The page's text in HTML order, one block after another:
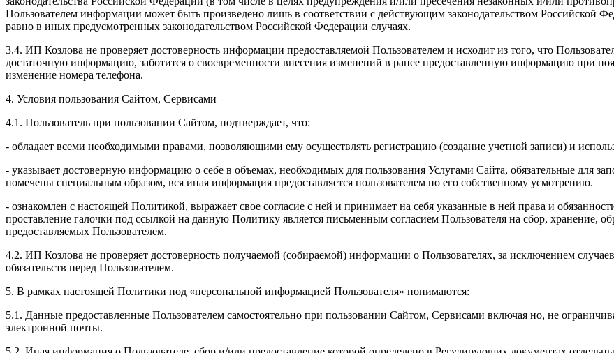
Пользователем информации может быть произведено лишь в соответствии с действующим законодательством Российской
равно в иных предусмотренных законодательством Российской Федерации случаях.
3.4. ИП Козлова не проверяет достоверность информации предоставляемой Пользователем и исходит из того, что
достаточную информацию, заботится о своевременности внесения изменений в ранее предоставленную информацию при
изменение номера телефона.
4. Условия пользования Сайтом, Сервисами
4.1. Пользователь при пользовании Сайтом, подтверждает, что:
- обладает всеми необходимыми правами, позволяющими ему осуществлять регистрацию (создание учетной записи) и
- указывает достоверную информацию о себе в объемах, необходимых для пользования Услугами Сайта, обязательные для
помечены специальным образом, вся иная информация предоставляется пользователем по его собственному усмотрению.
- ознакомлен с настоящей Политикой, выражает свое согласие с ней и принимает на себя указанные в ней права и
проставление галочки под ссылкой на данную Политику является письменным согласием Пользователя на сбор, хранение,
предоставляемых Пользователем.
4.2. ИП Козлова не проверяет достоверность получаемой (собираемой) информации о Пользователях, за исключением
обязательств перед Пользователем.
5. В рамках настоящей Политики под «персональной информацией Пользователя» понимаются:
5.1. Данные предоставленные Пользователем самостоятельно при пользовании Сайтом, Сервисами включая но, не
электронной почты.